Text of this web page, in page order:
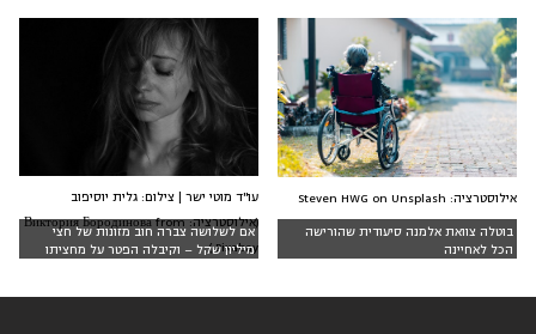
בוטלה צוואת אלמנה סיעודית שהורישה
הכל לאחיינה
אילוסטרציה: Steven HWG on Unsplash
אם לשלושה צברה חוב מזונות של חצי
מיליון שקל – וקיבלה הפטר על מחציתו
עו"ד מוטי ישר | צילום: גלית יוסיפוב
(אילוסטרציה: Виктория Бородинова from
Pixabay )